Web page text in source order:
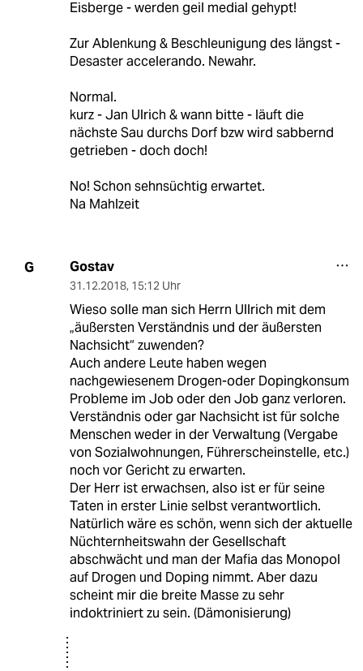
Eisberge - werden geil medial gehypt!
Zur Ablenkung & Beschleunigung des längst -
Desaster accelerando. Newahr.
Normal.
kurz - Jan Ulrich & wann bitte - läuft die
nächste Sau durchs Dorf bzw wird sabbernd
getrieben - doch doch!
No! Schon sehnsüchtig erwartet.
Na Mahlzeit
G Gostav
31.12.2018, 15:12 Uhr
Wieso solle man sich Herrn Ullrich mit dem
„äußersten Verständnis und der äußersten
Nachsicht“ zuwenden?
Auch andere Leute haben wegen
nachgewiesenem Drogen-oder Dopingkonsum
Probleme im Job oder den Job ganz verloren.
Verständnis oder gar Nachsicht ist für solche
Menschen weder in der Verwaltung (Vergabe
von Sozialwohnungen, Führerscheinstelle, etc.)
noch vor Gericht zu erwarten.
Der Herr ist erwachsen, also ist er für seine
Taten in erster Linie selbst verantwortlich.
Natürlich wäre es schön, wenn sich der aktuelle
Nüchternheitswahn der Gesellschaft
abschwächt und man der Mafia das Monopol
auf Drogen und Doping nimmt. Aber dazu
scheint mir die breite Masse zu sehr
indoktriniert zu sein. (Dämonisierung)